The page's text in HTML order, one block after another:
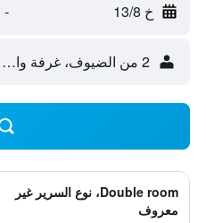
خ 13/8 -
2 من الضيوف، غرفة واحدة
Double room، نوع السرير غير
معروف